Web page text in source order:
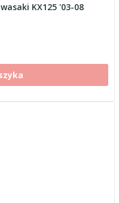
KX125 '03-08